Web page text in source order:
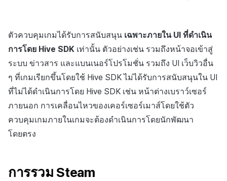
ตัวควบคุมเกมได้รับการสนับสนุน เฉพาะภายใน UI ที่ดำเนิน
การโดย Hive SDK เท่านั้น ตัวอย่างเช่น รวมถึงหน้าจอเข้าสู่
ระบบ ข่าวสาร และแบนเนอร์โปรโมชั่น รวมถึง UI เว็บวิวอื่น
ๆ ที่เกมเรียกขึ้นโดยใช้ Hive SDK ไม่ได้รับการสนับสนุนใน UI
ที่ไม่ได้ดำเนินการโดย Hive SDK เช่น หน้าต่างเบราว์เซอร์
ภายนอก การเคลื่อนไหวของเคอร์เซอร์เมาส์โดยใช้ตัว
ควบคุมเกมภายในเกมจะต้องดำเนินการโดยนักพัฒนา
โดยตรง
การรวม Steam